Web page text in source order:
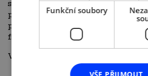
správou ČR. Jan je také jedním
prestižní konferenceTax
pravidelně účastní odborníci z
finančního ředitelství a
Vstupenky člen 200 Kč, nečlen
Funkční soubory
VŠE PŘIJMOUT